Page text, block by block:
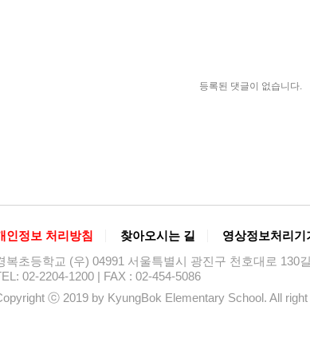
등록된 댓글이 없습니다.
인정보 처리방침 찾아오시는 길 영상정보처리기
복초등학교 (우) 04991 서울특별시 광진구 천호대로 130
02-2204-1200 | FAX : 02-454-5086
ⓒ 2019 by KyungBok Elementary School. All right